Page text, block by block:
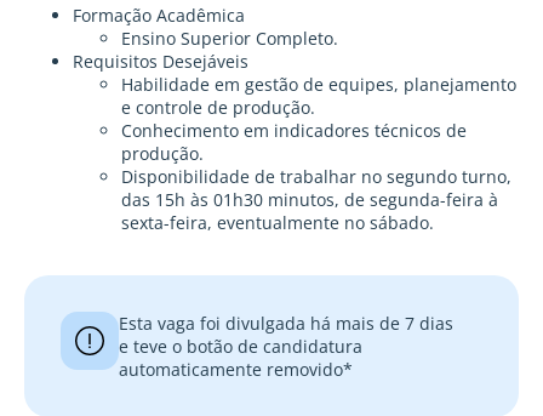
Formação Acadêmica
Ensino Superior Completo.
Requisitos Desejáveis
Habilidade em gestão de equipes, planejamento
e controle de produção.
Conhecimento em indicadores técnicos de
produção.
Disponibilidade de trabalhar no segundo turno,
das 15h às 01h30 minutos, de segunda-feira à
sexta-feira, eventualmente no sábado.
Esta vaga foi divulgada há mais de 7 dias
e teve o botão de candidatura
automaticamente removido*